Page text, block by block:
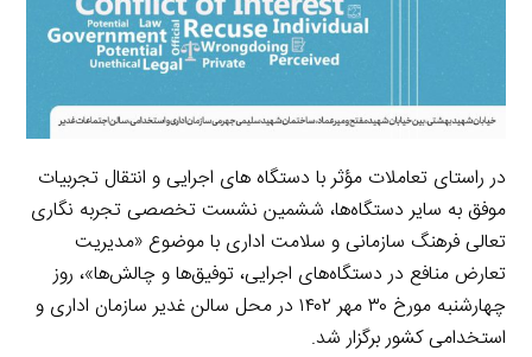
در راستای تعاملات مؤثر با دستگاه های اجرایی و انتقال تجربیات
موفق به سایر دستگاه‌ها، ششمین نشست تخصصی تجربه نگاری
تعالی فرهنگ سازمانی و سلامت اداری با موضوع «مدیریت
تعارض منافع در دستگاه‌های اجرایی، توفیق‌ها و چالش‌ها»، روز
چهارشنبه مورخ ۳۰ مهر ۱۴۰۲ در محل سالن غدیر سازمان اداری و
استخدامی کشور برگزار شد.